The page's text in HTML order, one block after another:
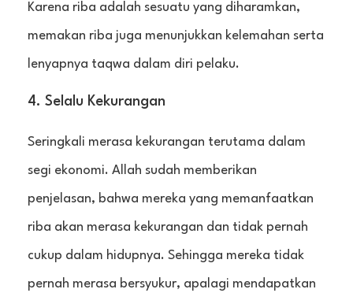
Karena riba adalah sesuatu yang diharamkan,
memakan riba juga menunjukkan kelemahan serta
lenyapnya taqwa dalam diri pelaku.
4. Selalu Kekurangan
Seringkali merasa kekurangan terutama dalam
segi ekonomi. Allah sudah memberikan
penjelasan, bahwa mereka yang memanfaatkan
riba akan merasa kekurangan dan tidak pernah
cukup dalam hidupnya. Sehingga mereka tidak
pernah merasa bersyukur, apalagi mendapatkan